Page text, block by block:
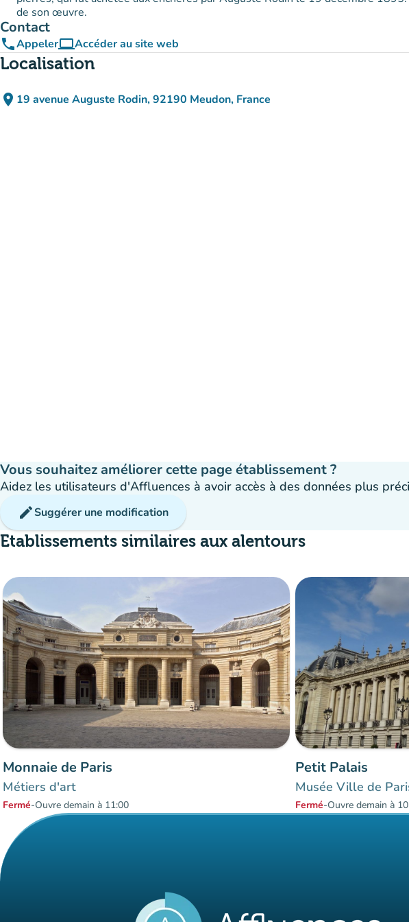
de son œuvre.
Contact
phoneAppelercomputerAccéder au site web
(nouvel onglet)
Localisation
place 19 avenue Auguste Rodin, 92190 Meudon, France
(ouvrir dans Google Maps)
(nouvel onglet)
Vous souhaitez améliorer cette page établissement ?
Aidez les utilisateurs d'Affluences à avoir accès à des données plus
editSuggérer une modification
Etablissements similaires aux alentours
Monnaie de Paris
Métiers d'art
Fermé-Ouvre demain à 11:00
Petit Palais
Musée Ville de
Fermé-Ouvre demain à
Éléments 1 à 2 sur 2